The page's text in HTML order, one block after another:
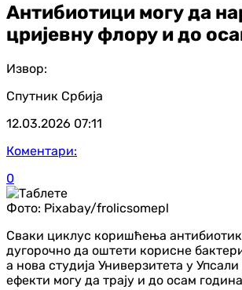
Антибиотици могу да
цријевну флору и до
Извор:
Спутник Србија
12.03.2026 07:11
Коментари:
0
Фото: Pixabay/frolicsomepl
Сваки циклус коришћења
дугорочно да оштети корисне
а нова студија Универзитета у Упсали
ефекти могу да трају и до осам